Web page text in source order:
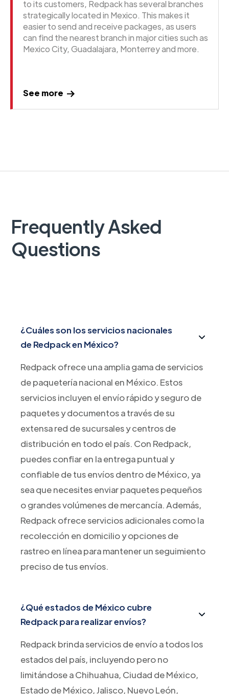
to its customers, Redpack has several branches
strategically located in Mexico. This makes it
easier to send and receive packages, as users
can find the nearest branch in major cities such as
Mexico City, Guadalajara, Monterrey and more.
See more
Frequently Asked
Questions
¿Cuáles son los servicios nacionales
de Redpack en México?
Redpack ofrece una amplia gama de servicios
de paquetería nacional en México. Estos
servicios incluyen el envío rápido y seguro de
paquetes y documentos a través de su
extensa red de sucursales y centros de
distribución en todo el país. Con Redpack,
puedes confiar en la entrega puntual y
confiable de tus envíos dentro de México, ya
sea que necesites enviar paquetes pequeños
o grandes volúmenes de mercancía. Además,
Redpack ofrece servicios adicionales como la
recolección en domicilio y opciones de
rastreo en línea para mantener un seguimiento
preciso de tus envíos.
¿Qué estados de México cubre
Redpack para realizar envíos?
Redpack brinda servicios de envío a todos los
estados del país, incluyendo pero no
limitándose a Chihuahua, Ciudad de México,
Estado de México, Jalisco, Nuevo León,